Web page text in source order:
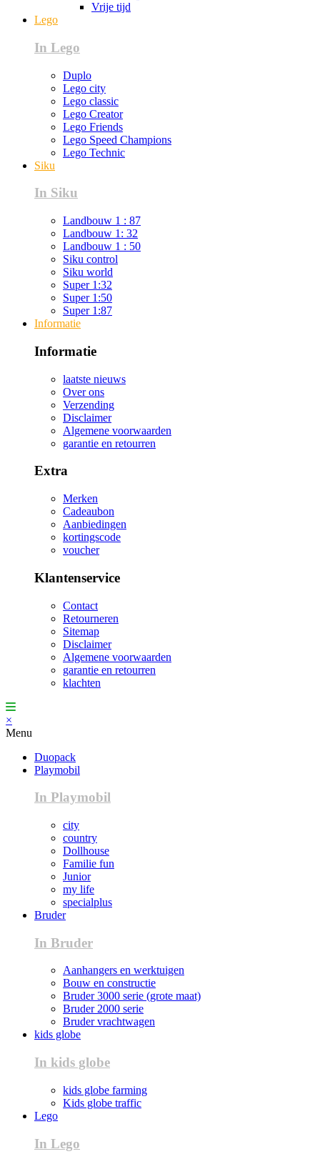
Vrije tijd
Lego
In Lego
Duplo
Lego city
Lego classic
Lego Creator
Lego Friends
Lego Speed Champions
Lego Technic
Siku
In Siku
Landbouw 1 : 87
Landbouw 1: 32
Landbouw 1 : 50
Siku control
Siku world
Super 1:32
Super 1:50
Super 1:87
Informatie
Informatie
laatste nieuws
Over ons
Verzending
Disclaimer
Algemene voorwaarden
garantie en retourren
Extra
Merken
Cadeaubon
Aanbiedingen
kortingscode
voucher
Klantenservice
Contact
Retourneren
Sitemap
Disclaimer
Algemene voorwaarden
garantie en retourren
klachten
×
Menu
Duopack
Playmobil
In Playmobil
city
country
Dollhouse
Familie fun
Junior
my life
specialplus
Bruder
In Bruder
Aanhangers en werktuigen
Bouw en constructie
Bruder 3000 serie (grote maat)
Bruder 2000 serie
Bruder vrachtwagen
kids globe
In kids globe
kids globe farming
Kids globe traffic
Lego
In Lego